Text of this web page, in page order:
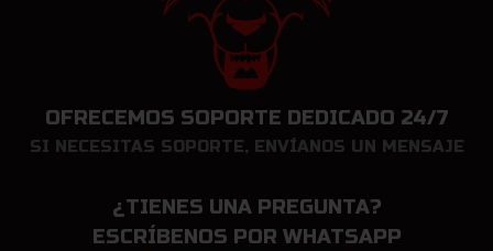
OFRECEMOS SOPORTE DEDICADO 24/7
SI NECESITAS SOPORTE, ENVÍANOS UN MENSAJE
¿TIENES UNA PREGUNTA?
ESCRÍBENOS POR WHATSAPP